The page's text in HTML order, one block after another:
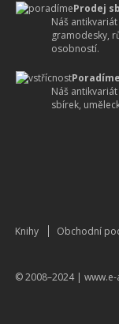
Prodej
Náš
gramodesky,
osobností.
Náš
sbírek,
Knihy Obchodní
© 2008–2024 |